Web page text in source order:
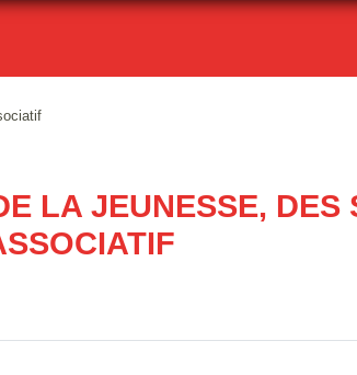
LA JEUNESSE, DES